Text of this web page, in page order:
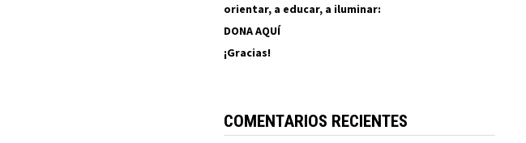
orientar, a educar, a iluminar:
DONA AQUÍ
¡Gracias!
COMENTARIOS RECIENTES